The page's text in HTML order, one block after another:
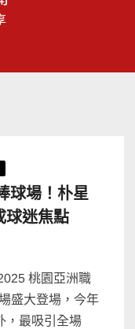
球場！朴星
球迷焦點
桃園亞洲職
盛大登場，今年
，最吸引全場